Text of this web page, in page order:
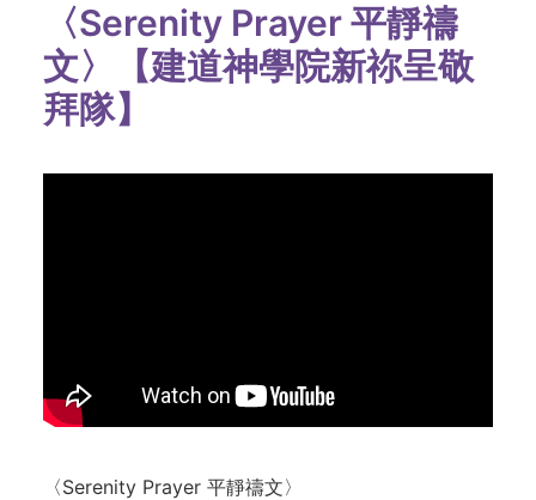
〈Serenity Prayer 平靜禱
文〉【建道神學院新祢呈敬
拜隊】
〈Serenity Prayer 平靜禱文〉